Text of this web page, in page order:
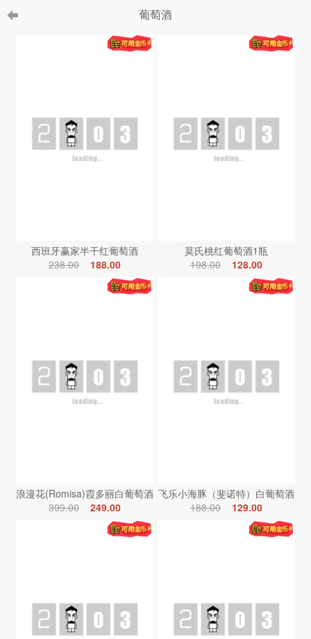
葡萄酒
西班牙赢家半干红葡萄酒
238.00
188.00
莫氏桃红葡萄酒1瓶
198.00
128.00
浪漫花(Romisa)霞多丽白葡萄酒
399.00
249.00
飞乐小海豚（斐诺特）白葡萄酒
188.00
129.00